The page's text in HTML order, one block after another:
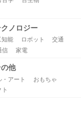
ノロジー
知能 ロボット
交通
信
家電
他
アート
おもちゃ